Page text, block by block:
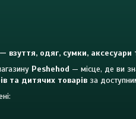
взуття, одяг, сумки, аксесуари
Peshehod — місце, де ви
та дитячих товарів за